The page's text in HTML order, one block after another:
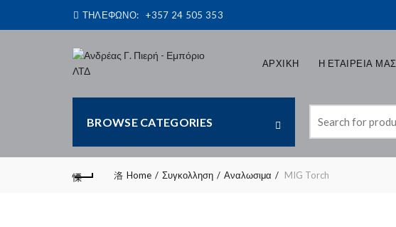
ΤΗΛΕΦΩΝΟ: +357 24 505 353
ΑΡΧΙΚΗ Η ΕΤΑΙΡΕΙΑ ΜΑΣ
BROWSE CATEGORIES
for:
Home Συγκολληση Αναλωσιμα MIG Torch